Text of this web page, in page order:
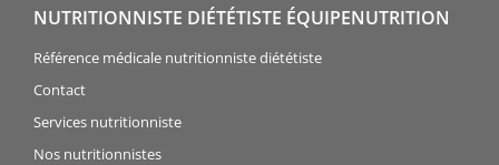
NUTRITIONNISTE DIÉTÉTISTE ÉQUIPENUTRITION
Référence médicale nutritionniste diététiste
Contact
Services nutritionniste
Nos nutritionnistes